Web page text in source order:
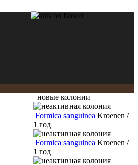
новые колонии
Formica sanguinea Kroenen /
1 год
Formica sanguinea Kroenen /
1 год